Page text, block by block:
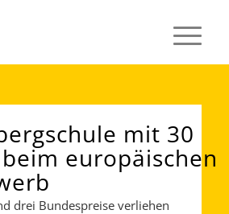
mit 30
europäischen
drei Bundespreise verliehen